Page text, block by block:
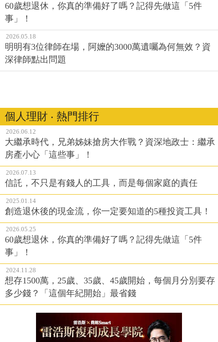
60歲想退休，你真的準備好了嗎？記得先做這「5件
事」！
2026.05.18
明明有3位律師在場，阿嬤的3000萬遺囑為何無效？資
深律師點出問題
個人理財 ‧ 熱門排行
2026.06.12
大繼承時代，兄弟姊妹搶房大作戰？資深地政士：繼承
房產小心「這些事」！
2026.07.13
信託，不只是有錢人的工具，而是每個家庭的責任
2025.01.14
創造退休後的現金流，你一定要知道的5種投資工具！
2026.05.25
60歲想退休，你真的準備好了嗎？記得先做這「5件
事」！
2024.11.28
想存1500萬，25歲、35歲、45歲開始，每個月分別要存
多少錢？「這個年紀開始」最省錢